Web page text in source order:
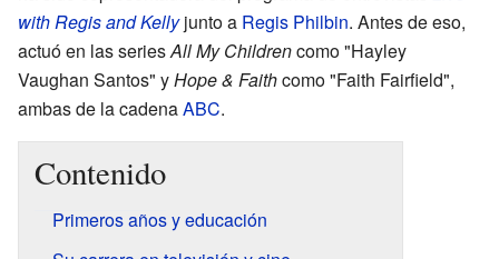
with Regis and Kellyjunto a Regis Philbin. Antes de eso,
actuó en las seriesAll My Childrencomo "Hayley
Vaughan Santos" yHope & Faithcomo "Faith Fairfield",
ambas de la cadenaABC.
Contenido
Primeros años y educación